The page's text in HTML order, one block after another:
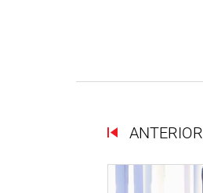
ANTERIOR